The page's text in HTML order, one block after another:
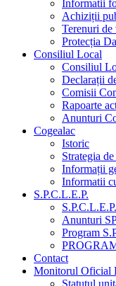
Informatii
Achiziții
Terenuri de
Protecția
Consiliul Local
Consiliul
Declarații
Comisii
Rapoarte
Anunturi
Cogealac
Istoric
Strategia
Informații
Informatii
S.P.C.L.E.P.
S.P.C.L.E.P.
Anunturi
Program
Contact
Monitorul Oficial
Statutul